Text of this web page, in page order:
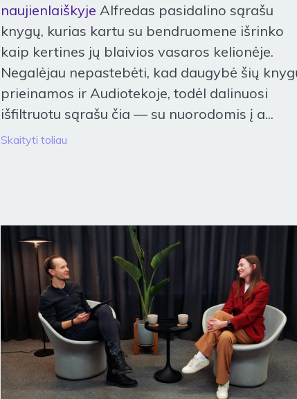
naujienlaiškyje Alfredas pasidalino sąrašu
knygų, kurias kartu su bendruomene išrinko
kaip kertines jų blaivios vasaros kelionėje.
Negalėjau nepastebėti, kad daugybė šių
prieinamos ir Audiotekoje, todėl dalinuosi
išfiltruotu sąrašu čia — su nuorodomis į a...
Skaityti toliau